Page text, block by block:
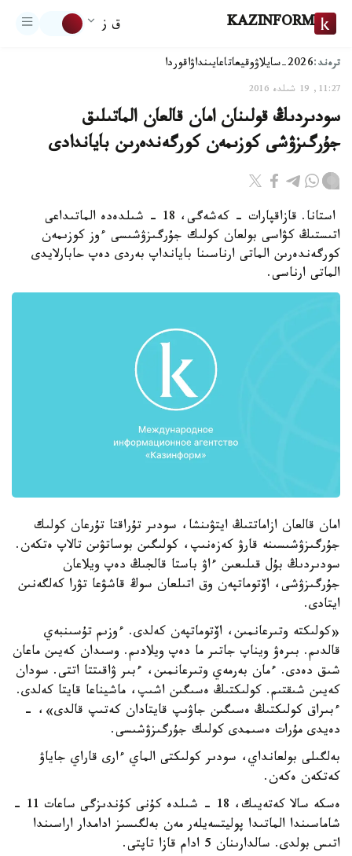
KAZINFORM ق ز
ترەند:2026-سايلاۋ وقيعاتاعايىنداۋاقوردا
11:27, 19 شىلدە 2016
سودىردىڭ قولىنان امان قالعان الماتىلىق
جۇرگىزۋشى كوزىمەن كورگەندەرىن باياندادى
استانا. قازاقپارات - كەشەگى، 18 - شىلدەدە الماتىداعى
اتىستىڭ كۋاسى بولعان كولىك جۇرگىزۋشىسى ءوز كوزىمەن
كورگەندەرىن الماتى ارناسىنا بايانداپ بەردى دەپ حابارلايدى
الماتى ارناسى.
امان قالعان ازاماتتىڭ ايتۋىنشا، سودىر تۇراقتا تۇرعان كولىك
جۇرگىزۋشىسىنە قارۋ كەزەنىپ، كولىگىن بوساتۋىن تالاپ ەتكەن.
سودىردىڭ بۇل قىلىعىن ءاۋ باستا قالجىڭ دەپ ويلاعان
جۇرگىزۋشى، اۆتوماتپەن وق اتىلعان سوڭ قاشۋعا تۋرا كەلگەنىن
ايتادى.
«كولىكتە وتىرعانمىن، اۆتوماتپەن كەلدى. ءوزىم تۇسىنبەي
قالدىم. بىرەۋ ويناپ جاتىر ما دەپ ويلادىم. وسىدان كەيىن ماعان
شىق دەدى. ءمان بەرمەي وتىرعانمىن، ءبىر ۋاقىتتا اتتى. سودان
كەيىن شىقتىم. كولىكتىڭ ەسىگىن اشىپ، ماشيناعا قايتا كەلدى.
ءبىراق كولىكتىڭ ەسىگىن جاۋىپ قايتادان كەتىپ قالدى»، -
دەيدى مۇرات ەسىمدى كولىك جۇرگىزۋشىسى.
بەلگىلى بولعانداي، سودىر كولىكتى الماي ءارى قاراي جاياۋ
كەتكەن ەكەن.
ەسكە سالا كەتەيىك، 18 - شىلدە كۇنى كۇندىزگى ساعات 11 -
شاماسىندا الماتىدا پوليتسەيلەر مەن بەلگىسىز ادامدار اراسىندا
اتىس بولدى. سالدارىنان 5 ادام قازا تاپتى.